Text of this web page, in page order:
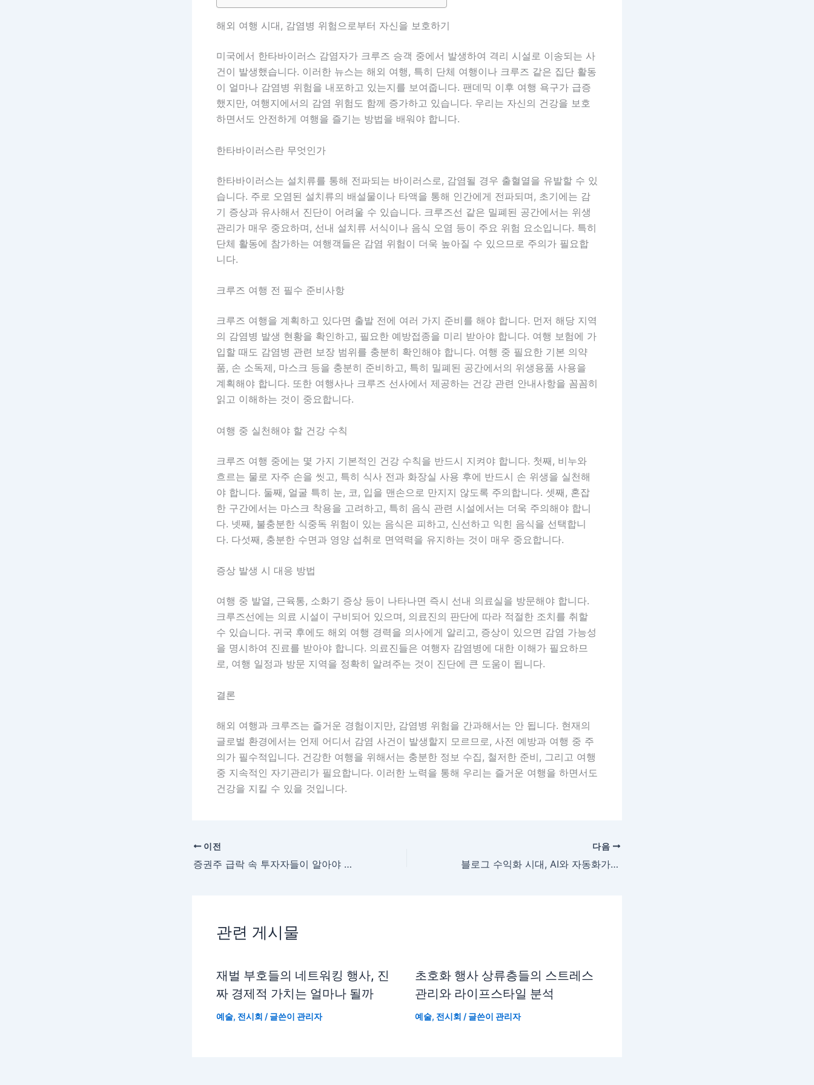
해외 여행 시대, 감염병 위험으로부터 자신을 보호하기
미국에서 한타바이러스 감염자가 크루즈 승객 중에서 발생하여 격리 시설로 이송되는 사
건이 발생했습니다. 이러한 뉴스는 해외 여행, 특히 단체 여행이나 크루즈 같은 집단 활동
이 얼마나 감염병 위험을 내포하고 있는지를 보여줍니다. 팬데믹 이후 여행 욕구가 급증
했지만, 여행지에서의 감염 위험도 함께 증가하고 있습니다. 우리는 자신의 건강을 보호
하면서도 안전하게 여행을 즐기는 방법을 배워야 합니다.
한타바이러스란 무엇인가
한타바이러스는 설치류를 통해 전파되는 바이러스로, 감염될 경우 출혈열을 유발할 수 있
습니다. 주로 오염된 설치류의 배설물이나 타액을 통해 인간에게 전파되며, 초기에는 감
기 증상과 유사해서 진단이 어려울 수 있습니다. 크루즈선 같은 밀폐된 공간에서는 위생
관리가 매우 중요하며, 선내 설치류 서식이나 음식 오염 등이 주요 위험 요소입니다. 특히
단체 활동에 참가하는 여행객들은 감염 위험이 더욱 높아질 수 있으므로 주의가 필요합
니다.
크루즈 여행 전 필수 준비사항
크루즈 여행을 계획하고 있다면 출발 전에 여러 가지 준비를 해야 합니다. 먼저 해당 지역
의 감염병 발생 현황을 확인하고, 필요한 예방접종을 미리 받아야 합니다. 여행 보험에 가
입할 때도 감염병 관련 보장 범위를 충분히 확인해야 합니다. 여행 중 필요한 기본 의약
품, 손 소독제, 마스크 등을 충분히 준비하고, 특히 밀폐된 공간에서의 위생용품 사용을
계획해야 합니다. 또한 여행사나 크루즈 선사에서 제공하는 건강 관련 안내사항을 꼼꼼히
읽고 이해하는 것이 중요합니다.
여행 중 실천해야 할 건강 수칙
크루즈 여행 중에는 몇 가지 기본적인 건강 수칙을 반드시 지켜야 합니다. 첫째, 비누와
흐르는 물로 자주 손을 씻고, 특히 식사 전과 화장실 사용 후에 반드시 손 위생을 실천해
야 합니다. 둘째, 얼굴 특히 눈, 코, 입을 맨손으로 만지지 않도록 주의합니다. 셋째, 혼잡
한 구간에서는 마스크 착용을 고려하고, 특히 음식 관련 시설에서는 더욱 주의해야 합니
다. 넷째, 불충분한 식중독 위험이 있는 음식은 피하고, 신선하고 익힌 음식을 선택합니
다. 다섯째, 충분한 수면과 영양 섭취로 면역력을 유지하는 것이 매우 중요합니다.
증상 발생 시 대응 방법
여행 중 발열, 근육통, 소화기 증상 등이 나타나면 즉시 선내 의료실을 방문해야 합니다.
크루즈선에는 의료 시설이 구비되어 있으며, 의료진의 판단에 따라 적절한 조치를 취할
수 있습니다. 귀국 후에도 해외 여행 경력을 의사에게 알리고, 증상이 있으면 감염 가능성
을 명시하여 진료를 받아야 합니다. 의료진들은 여행자 감염병에 대한 이해가 필요하므
로, 여행 일정과 방문 지역을 정확히 알려주는 것이 진단에 큰 도움이 됩니다.
결론
해외 여행과 크루즈는 즐거운 경험이지만, 감염병 위험을 간과해서는 안 됩니다. 현재의
글로벌 환경에서는 언제 어디서 감염 사건이 발생할지 모르므로, 사전 예방과 여행 중 주
의가 필수적입니다. 건강한 여행을 위해서는 충분한 정보 수집, 철저한 준비, 그리고 여행
중 지속적인 자기관리가 필요합니다. 이러한 노력을 통해 우리는 즐거운 여행을 하면서도
건강을 지킬 수 있을 것입니다.
이전
증권주 급락 속 투자자들이 알아야 할 차익실현의 진실
다음
블로그 수익화 시대, AI와 자동화가 디지털 콘텐츠 산업을 바꾸다
관련 게시물
재벌 부호들의 네트워킹 행사, 진
짜 경제적 가치는 얼마나 될까
예술, 전시회 / 글쓴이 관리자
초호화 행사 상류층들의 스트레스
관리와 라이프스타일 분석
예술, 전시회 / 글쓴이 관리자